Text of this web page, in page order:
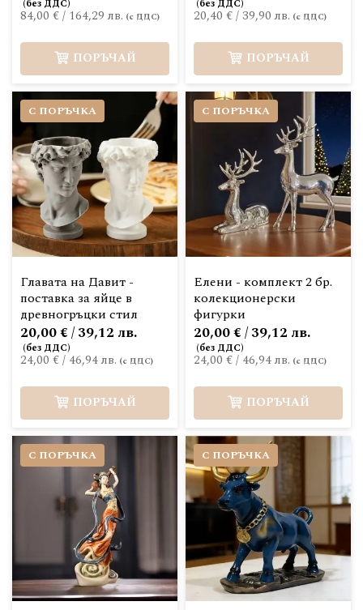
84,00 €/ 164,29 лв.
ПОРЪЧАЙ
20,40 €/ 39,90 лв.
ПОРЪЧАЙ
С ПОРЪЧКА
Главата на Давит -
поставка за яйце в
древногръцки стил
24,00 €/ 46,94 лв.
20,00 € / 39,12 лв.
ПОРЪЧАЙ
С ПОРЪЧКА
Елени - комплект 2 бр.
колекционерски
фигурки
24,00 €/ 46,94 лв.
20,00 € / 39,12 лв.
ПОРЪЧАЙ
С ПОРЪЧКА С ПОРЪЧКА